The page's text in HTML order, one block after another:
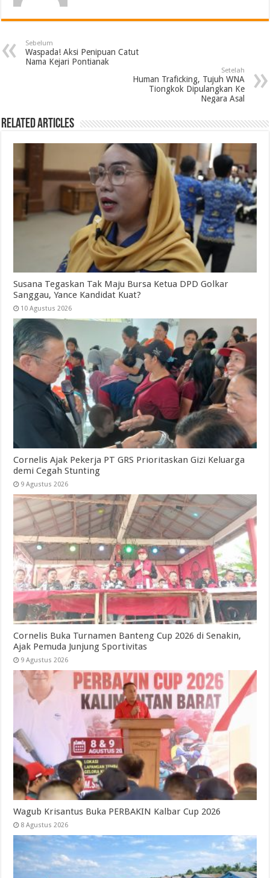
Sebelum
Waspada! Aksi Penipuan Catut
Nama Kejari Pontianak
Setelah
Human Traficking, Tujuh WNA
Tiongkok Dipulangkan Ke
Negara Asal
Related Articles
Susana Tegaskan Tak Maju Bursa Ketua DPD Golkar
Sanggau, Yance Kandidat Kuat?
10 Agustus 2026
Cornelis Ajak Pekerja PT GRS Prioritaskan Gizi Keluarga
demi Cegah Stunting
9 Agustus 2026
Cornelis Buka Turnamen Banteng Cup 2026 di Senakin,
Ajak Pemuda Junjung Sportivitas
9 Agustus 2026
Wagub Krisantus Buka PERBAKIN Kalbar Cup 2026
8 Agustus 2026